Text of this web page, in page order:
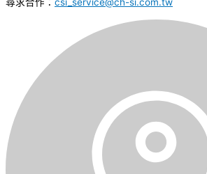
尋求合作： csi_service@ch-si.com.tw